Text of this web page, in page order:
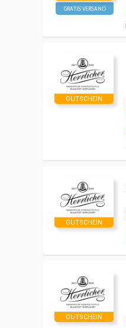
GRATIS VERSAND
GUTSCHEIN
GUTSCHEIN
GUTSCHEIN